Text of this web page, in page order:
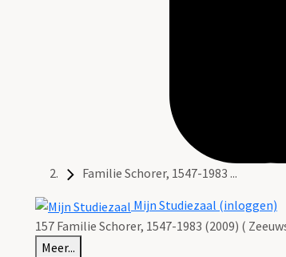
Familie Schorer, 1547-1983 ...
Mijn Studiezaal (inloggen)
157 Familie Schorer, 1547-1983 (2009) (
Meer...